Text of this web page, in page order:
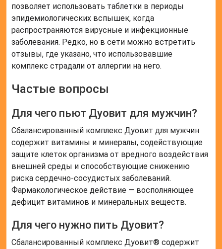
позволяет использовать таблетки в периоды
эпидемиологических вспышек, когда
распространяются вирусные и инфекционные
заболевания. Редко, но в сети можно встретить
отзывы, где указано, что использовавшие
комплекс страдали от аллергии на него.
Частые вопросы
Для чего пьют Дуовит для мужчин?
Сбалансированный комплекс Дуовит для мужчин
содержит витамины и минералы, содействующие
защите клеток организма от вредного воздействия
внешней среды и способствующие снижению
риска сердечно-сосудистых заболеваний.
Фармакологическое действие — восполняющее
дефицит витаминов и минеральных веществ.
Для чего нужно пить Дуовит?
Сбалансированный комплекс Дуовит® содержит